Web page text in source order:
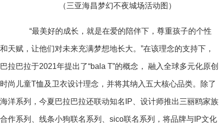
（三亚海昌梦幻不夜城场活动图）
“最美好的成长，就是在爱的陪伴下，尊重孩子的个性
和天赋，让他们对未来充满梦想地长大。”在该理念的支持下，
巴拉巴拉于2021年提出了“bala T”的概念， 融入全球多元化原创
时尚儿童T恤及卫衣设计理念，并将其纳入五大核心品类。除了
海洋系列，今夏巴拉巴拉还联动知名IP、设计师推出三丽鸥家族
合作系列、线条小狗联名系列、sico联名系列，将品牌与IP文化